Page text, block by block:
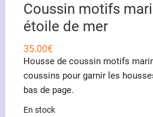
Coussin motifs
étoile de mer
35.00€
Housse de coussin motifs
coussins pour garnir les
bas de page.
En stock